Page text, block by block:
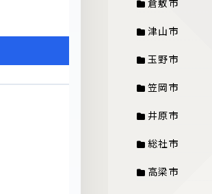
倉敷市
津山市
玉野市
笠岡市
井原市
総社市
高梁市